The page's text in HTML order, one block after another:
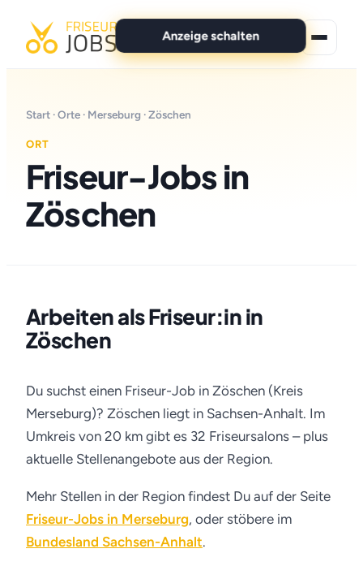
Anzeige schalten
Für Bewerber
Marken
Start ·Orte · Merseburg · Zöschen
ORT
Friseur-Jobs in
Zöschen
Arbeiten als Friseur:in in
Zöschen
Du suchst einen Friseur-Job in Zöschen (Kreis
Merseburg)? Zöschen liegt in Sachsen-Anhalt. Im
Umkreis von 20 km gibt es 32 Friseursalons – plus
aktuelle Stellenangebote aus der Region.
Mehr Stellen in der Region findest Du auf der Seite
Friseur-Jobs in Merseburg, oder stöbere im
Bundesland Sachsen-Anhalt.